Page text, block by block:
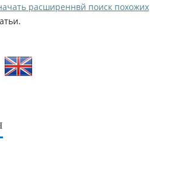
расширеннвй поиск похожих